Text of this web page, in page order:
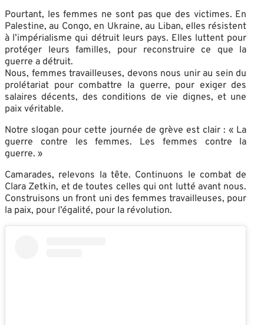
Pourtant, les femmes ne sont pas que des victimes. En
Palestine, au Congo, en Ukraine, au Liban, elles résistent
à l’impérialisme qui détruit leurs pays. Elles luttent pour
protéger leurs familles, pour reconstruire ce que la
guerre a détruit.
Nous, femmes travailleuses, devons nous unir au sein du
prolétariat pour combattre la guerre, pour exiger des
salaires décents, des conditions de vie dignes, et une
paix véritable.
Notre slogan pour cette journée de grève est clair : « La
guerre contre les femmes. Les femmes contre la
guerre. »
Camarades, relevons la tête. Continuons le combat de
Clara Zetkin, et de toutes celles qui ont lutté avant nous.
Construisons un front uni des femmes travailleuses, pour
la paix, pour l’égalité, pour la révolution.